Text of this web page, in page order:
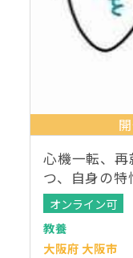
心機一転、
つ、自身の特
オンライン可
教養
大阪府 大阪市